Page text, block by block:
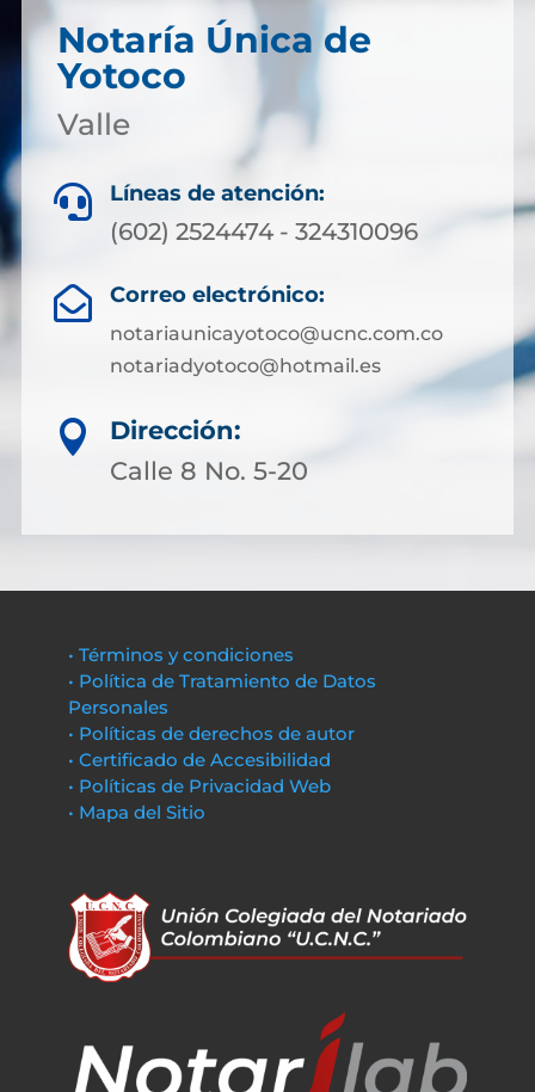
Notaría Única de
Yotoco
Valle
 Líneas de atención:
(602) 2524474 - 324310096
 Correo electrónico:
notariaunicayotoco@ucnc.com.co
notariadyotoco@hotmail.es

Dirección:
Calle 8 No. 5-20
• Términos y condiciones
• Política de Tratamiento de Datos
Personales
• Políticas de derechos de autor
• Certificado de Accesibilidad
• Políticas de Privacidad Web
• Mapa del Sitio